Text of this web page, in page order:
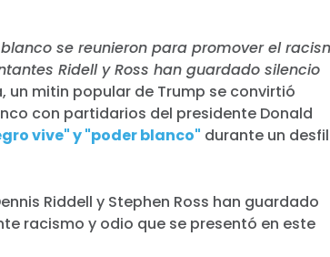
se reunieron para promover el
Ridell y Ross han guardado silencio
un mitin popular de Trump se convirtió
con partidarios del presidente Donald
vive" y "poder blanco" durante un
Riddell y Stephen Ross han guardado
racismo y odio que se presentó en este